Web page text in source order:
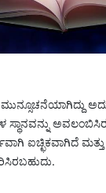
ಐಚ್ಛಿಕವಾಗಿದೆ